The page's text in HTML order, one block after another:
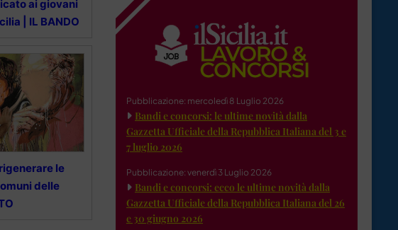
ai giovani
| IL BANDO
le
delle
Pubblicazione: mercoledì 8 Luglio 2026
Bandi e concorsi: le ultime novità dalla
Gazzetta Ufficiale della Repubblica Italiana del 3 e
7 luglio 2026
Pubblicazione: venerdì 3 Luglio 2026
Bandi e concorsi: ecco le ultime novità dalla
Gazzetta Ufficiale della Repubblica Italiana del 26
e 30 giugno 2026